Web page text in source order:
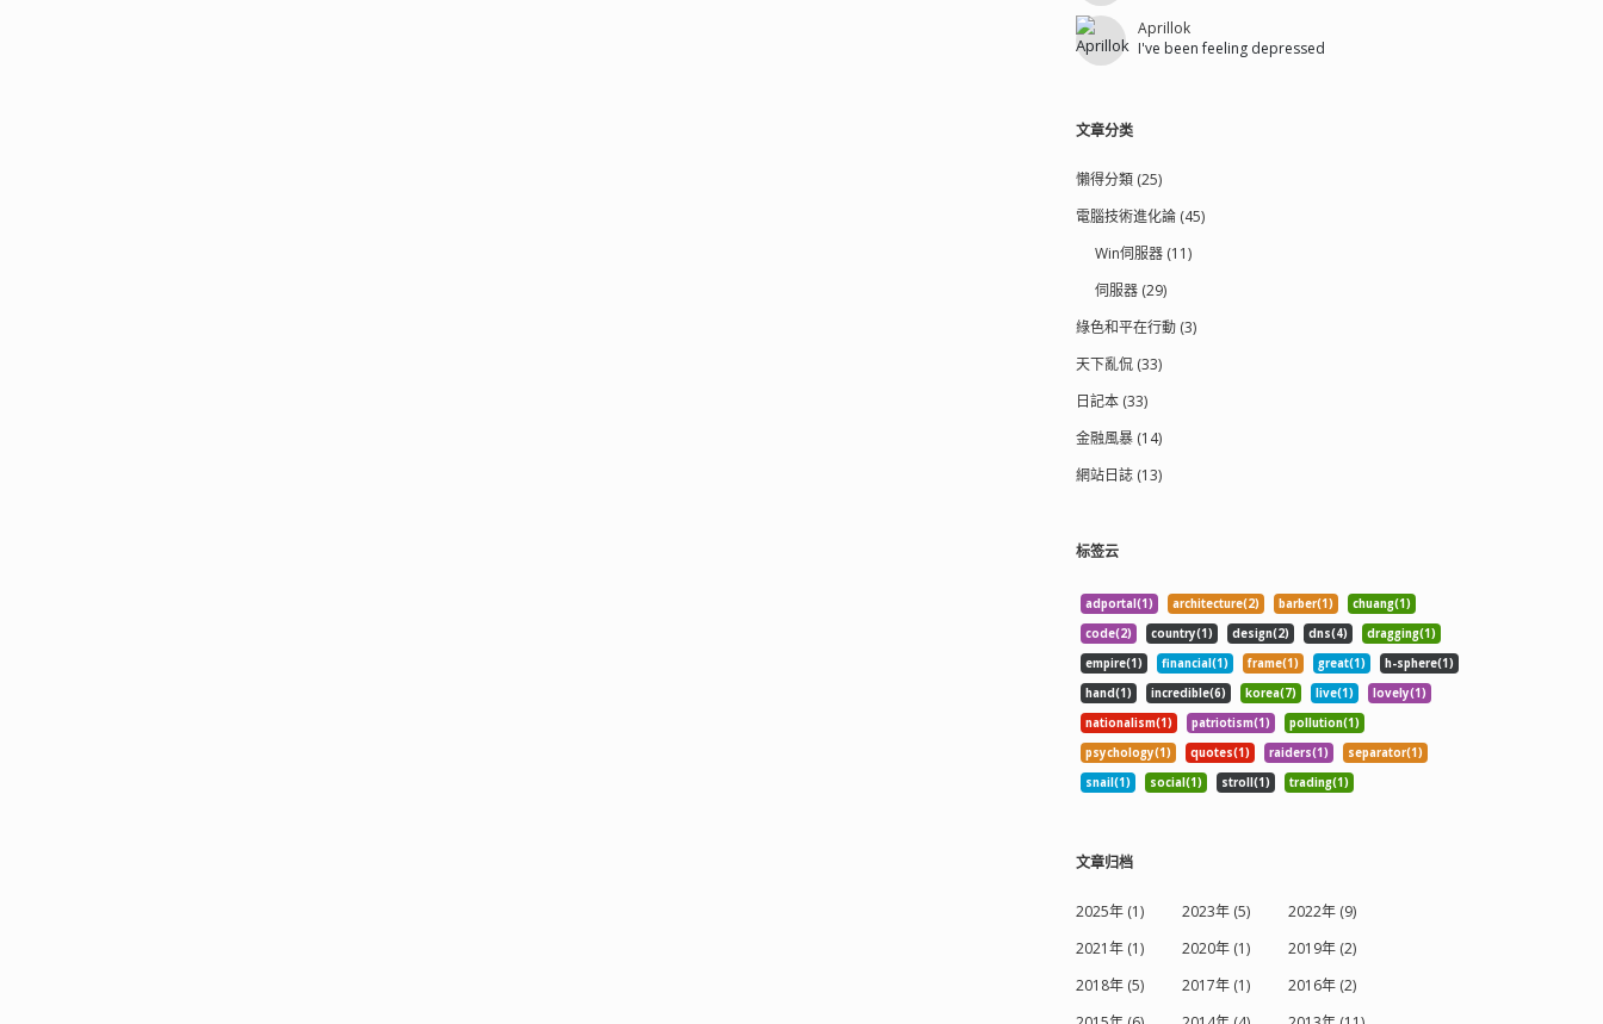
Aprillok
I've been feeling depressed
文章分类
懶得分類 (25)
電腦技術進化論 (45)
Win伺服器 (11)
伺服器 (29)
綠色和平在行動 (3)
天下亂侃 (33)
日記本 (33)
金融風暴 (14)
網站日誌 (13)
标签云
adportal(1) architecture(2) barber(1)
chuang(1)
code(2)
country(1) design(2) dns(4)
dragging(1)
empire(1)
financial(1) frame(1) great(1)
h-sphere(1)
hand(1)
incredible(6) korea(7) live(1)
lovely(1)
nationalism(1)
patriotism(1)
pollution(1)
psychology(1)
quotes(1) raiders(1)
separator(1)
snail(1)
social(1) stroll(1) trading(1)
文章归档
2025年 (1) 2023年 (5)
2022年 (9)
2021年 (1)
2020年 (1)
2019年 (2)
2018年 (5)
2017年 (1)
2016年 (2)